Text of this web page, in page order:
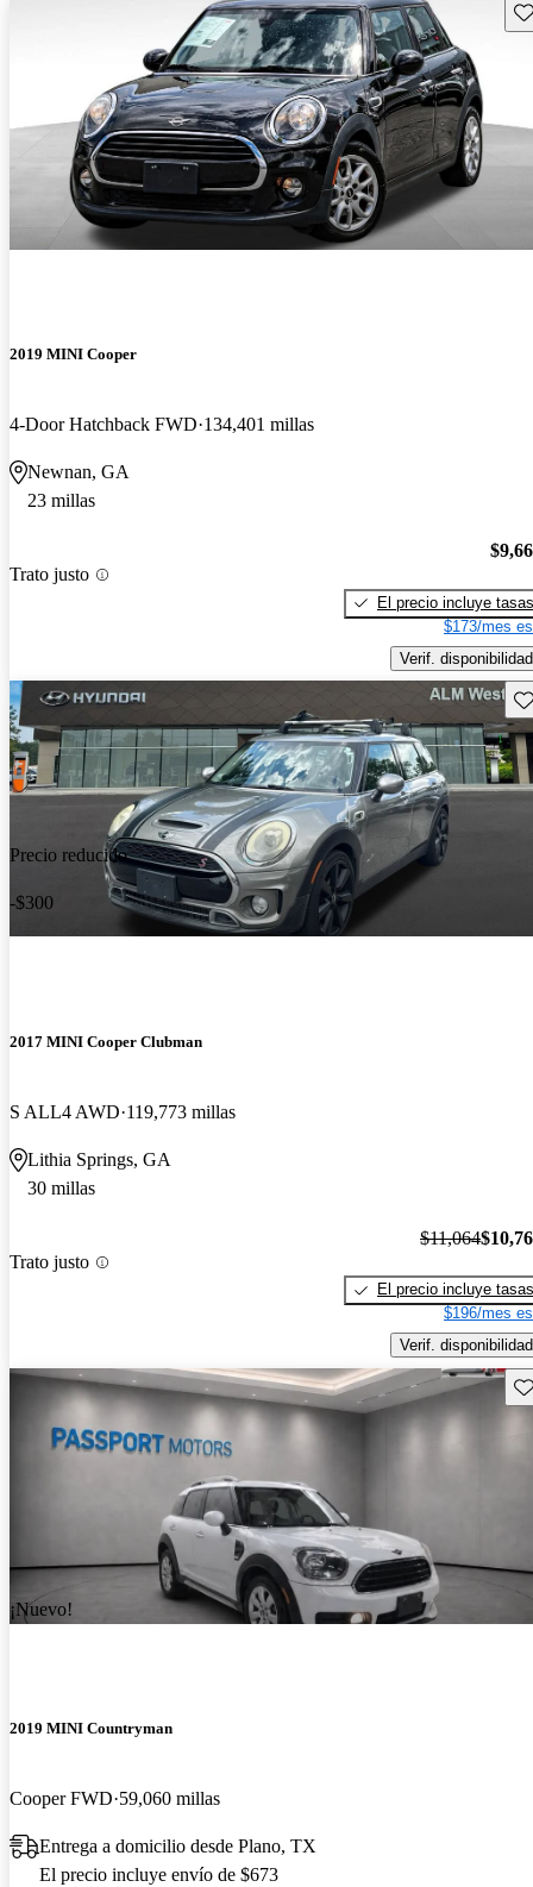
2019 MINI Cooper
4-Door Hatchback FWD 134,401 millas
Newnan, GA
23 millas
Trato justo
El precio incluye tasas
$173/mes
Verif. disponibilidad
Precio reducido
-$300
2017 MINI Cooper Clubman
S ALL4 AWD 119,773 millas
Lithia Springs, GA
30 millas
Trato justo
$11,064
El precio incluye tasas
$196/mes
Verif. disponibilidad
¡Nuevo!
2019 MINI Countryman
Cooper FWD 59,060 millas
Entrega a domicilio desde Plano, TX
El precio incluye envío de $673